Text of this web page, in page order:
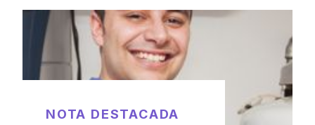
NOTA DESTACADA